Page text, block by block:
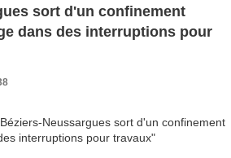
sort d'un confinement
dans des interruptions pour